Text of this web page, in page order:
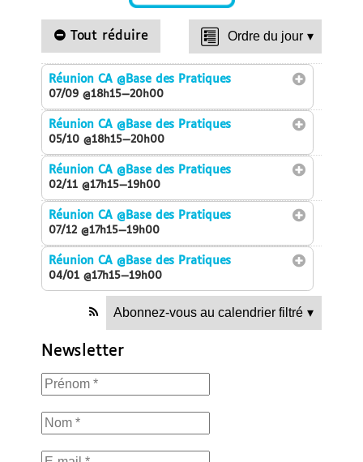
Tout réduire Ordre du jour ▾
Réunion CA@Base des Pratiques
07/09 @18h15—20h00
Réunion CA@Base des Pratiques
05/10 @18h15—20h00
Réunion CA@Base des Pratiques
02/11 @17h15—19h00
Réunion CA@Base des Pratiques
07/12 @17h15—19h00
Réunion CA@Base des Pratiques
04/01 @17h15—19h00
Abonnez-vous au calendrier filtré ▾
Newsletter